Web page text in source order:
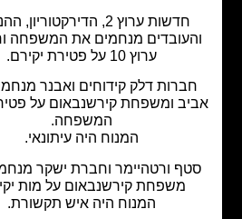
חדשות ערוץ 2, הדירקטוריון, ההנהלה
מנחמים את המשפחה וחדשות
דלק קידוחים ואבנר מנחמות את
ומשפחת קירשנבאום על פטירת ראש
המשפחה.
המנוח היה עיתונאי.
ורטהיימר וחברת ישקר מנחמים את
משפחת קירשנבאום על מות יקירם.
המנוח היה איש תקשורת.